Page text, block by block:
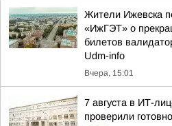
Жители Ижевска
«ИжГЭТ» о
билетов
Udm-info
Вчера, 15:01
7 августа в ИТ-
проверили